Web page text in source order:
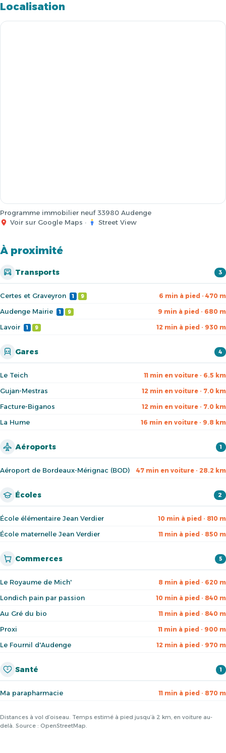
Localisation
Programme immobilier neuf 33980 Audenge
Voir sur Google Maps · Street View
À proximité
Transports 3
Certes et Graveyron 1 9 6 min à pied · 470 m
Audenge Mairie 1 9 9 min à pied · 680 m
Lavoir 1 9 12 min à pied · 930 m
Gares 4
Le Teich 11 min en voiture · 6.5 km
Gujan-Mestras 12 min en voiture · 7.0 km
Facture-Biganos 12 min en voiture · 7.0 km
La Hume 16 min en voiture · 9.8 km
Aéroports 1
Aéroport de Bordeaux-Mérignac (BOD) 47 min en voiture · 28.2 km
Écoles 2
École élémentaire Jean Verdier 10 min à pied · 810 m
École maternelle Jean Verdier 11 min à pied · 850 m
Commerces 5
Le Royaume de Mich' 8 min à pied · 620 m
Londich pain par passion 10 min à pied · 840 m
Au Gré du bio 11 min à pied · 840 m
Proxi 11 min à pied · 900 m
Le Fournil d'Audenge 12 min à pied · 970 m
Santé 1
Ma parapharmacie 11 min à pied · 870 m
Distances à vol d’oiseau. Temps estimé à pied jusqu’à 2 km, en voiture au-
delà. Source : OpenStreetMap.